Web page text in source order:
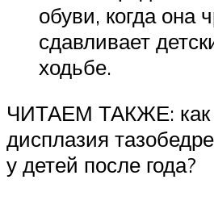
обуви, когда она
сдавливает
ходьбе.
ЧИТАЕМ ТАКЖЕ: как
дисплазия
у детей после года?